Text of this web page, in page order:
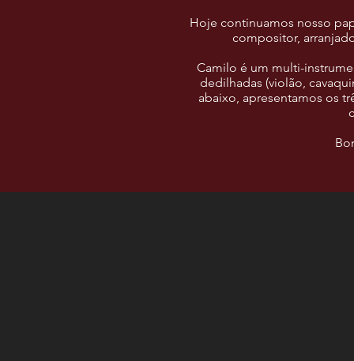
Hoje continuamos nosso
compositor,
Camilo é um multi-
dedilhadas (violão,
abaixo, apresentamos os